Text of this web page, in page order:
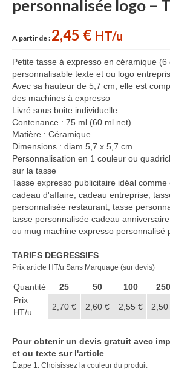
Batterie Externe Power
Bonnet & Gants
Casquette publicitaire
Carnet personnalisé
Repositionnable
Chapeau publicitaire
Clé USB personnalisée
Éventail personnalisé
Gobelet réutilisable &
Haut-parleur Bluetooth
Lunettes de soleil
Porte-badge Tour de cou
Porte-clés personnalisé
Porte-monnaie Porte
Serviette Personnalisée
personnalisée logo –
A partir de : 2,45 € HT/u
Petite tasse à expresso en céramique (6
personnalisable texte et ou logo
Avec sa hauteur de 5,7 cm, elle est
des machines à expresso
Livré sous boite individuelle
Contenance : 75 ml (60 ml net)
Matière : Céramique
Dimensions : diam 5,7 x 5,7 cm
Personnalisation en 1 couleur ou
sur la tasse
Tasse expresso publicitaire idéal comme
cadeau d'affaire, cadeau entreprise,
personnalisée restaurant, tasse
tasse personnalisée cadeau
ou mug machine expresso personnalisé
TARIFS DEGRESSIFS
Prix article HT/u Sans Marquage (sur devis)
Quantité 25 50 100 250
Prix
HT/u
2,70 € 2,60 € 2,55 € 2,50
Pour obtenir un devis gratuit avec
et ou texte sur l'article
Étape 1. Choisissez la couleur du produit